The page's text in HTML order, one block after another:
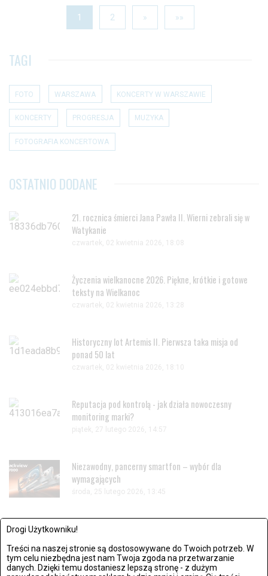
Drogi Użytkowniku!
Treści na naszej stronie są dostosowywane do Twoich potrzeb. W
tym celu niezbędna jest nam Twoja zgoda na przetwarzanie
danych. Dzięki temu dostaniesz lepszą stronę - z dużym
1 2 » »»
TAGI
FOTO WARSZAWA KONCERTY W WARSZAWIE
KONCERTY PROGRESJA MUZYKA
FOTOGRAFIA KONCERTOWA
OSTATNIO DODANE
21. rocznica śmierci Jana Pawła II. Wierni zebrali się w
Watykanie
czwartek, 02 kwietnia 2026, 18:08
Życzenia wielkanocne 2026. Piękne, krótkie i gotowe
teksty na Wielkanoc
czwartek, 02 kwietnia 2026, 13:28
Historyczny lot Artemis II. Pierwsza taka misja od
ponad 50 lat
czwartek, 02 kwietnia 2026, 18:10
Reputacja pod kontrolą - jak działa nowoczesny
monitoring marki?
piątek, 27 lutego 2026, 14:57
Niezawodny, pancerny smartfon – wybór dla
wymagających
środa, 25 lutego 2026, 13:45